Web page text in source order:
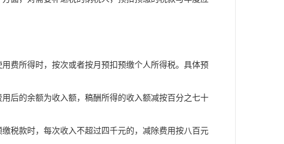
所得时，按次或者按月预扣预缴个人所得税。具体预
的余额为收入额，稿酬所得的收入额减按百分之七十
款时，每次收入不超过四千元的，减除费用按八百元